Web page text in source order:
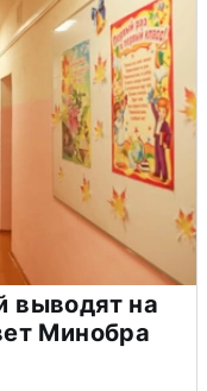
выводят на
Минобра